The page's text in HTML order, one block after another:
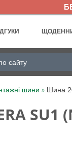
шини » Шина
SU1